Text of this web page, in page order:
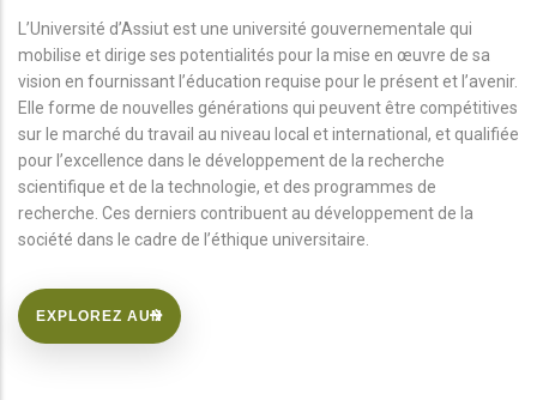
L’Université d’Assiut est une université gouvernementale qui
mobilise et dirige ses potentialités pour la mise en œuvre de sa
vision en fournissant l’éducation requise pour le présent et l’avenir.
Elle forme de nouvelles générations qui peuvent être compétitives
sur le marché du travail au niveau local et international, et qualifiée
pour l’excellence dans le développement de la recherche
scientifique et de la technologie, et des programmes de
recherche. Ces derniers contribuent au développement de la
société dans le cadre de l’éthique universitaire.
EXPLOREZ AUN